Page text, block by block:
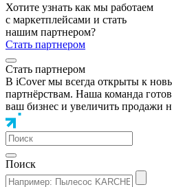
Хотите узнать как мы работаем
с маркетплейсами и стать
нашим партнером?
Стать партнером
Стать партнером
В iCover мы всегда открыты к
партнёрствам. Наша команда
ваш бизнес и увеличить продажи
Поиск